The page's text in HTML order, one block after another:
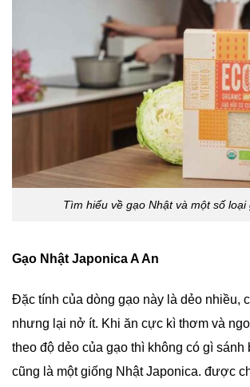
Tìm hiểu về gạo Nhật và một số loại
Gạo Nhật Japonica A An
Đặc tính của dòng gạo này là dẻo nhiều,
nhưng lại nở ít. Khi ăn cực kì thơm và
theo độ dẻo của gạo thì không có gì sánh
cũng là một giống Nhật Japonica. được